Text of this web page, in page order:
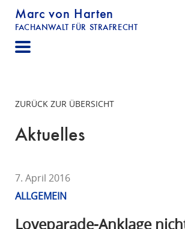
Marc von Harten
FACHANWALT FÜR STRAFRECHT
STRAFRECHT |
ZURÜCK ZUR ÜBERSICHT
Aktuelles
7. April 2016
ALLGEMEIN
Loveparade-Anklage